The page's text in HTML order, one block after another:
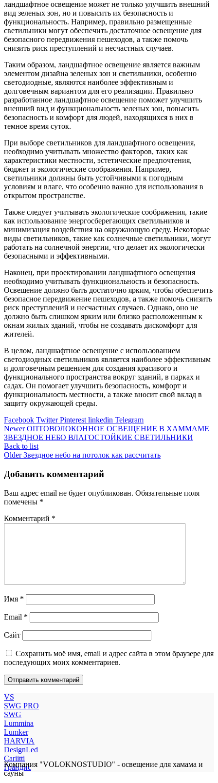
ландшафтное освещение может не только улучшить внешний
вид зеленых зон, но и повысить их безопасность и
функциональность. Например, правильно размещенные
светильники могут обеспечить достаточное освещение для
безопасного передвижения пешеходов, а также помочь
снизить риск преступлений и несчастных случаев.
Таким образом, ландшафтное освещение является важным
элементом дизайна зеленых зон и светильники, особенно
светодиодные, являются наиболее эффективным и
долговечным вариантом для его реализации. Правильно
разработанное ландшафтное освещение поможет улучшить
внешний вид и функциональность зеленых зон, повысить
безопасность и комфорт для людей, находящихся в них в
темное время суток.
При выборе светильников для ландшафтного освещения,
необходимо учитывать множество факторов, таких как
характеристики местности, эстетические предпочтения,
бюджет и экологические соображения. Например,
светильники должны быть устойчивыми к погодным
условиям и влаге, что особенно важно для использования в
открытом пространстве.
Также следует учитывать экологические соображения, такие
как использование энергосберегающих светильников и
минимизация воздействия на окружающую среду. Некоторые
виды светильников, такие как солнечные светильники, могут
работать на солнечной энергии, что делает их экологически
безопасными и эффективными.
Наконец, при проектировании ландшафтного освещения
необходимо учитывать функциональность и безопасность.
Освещение должно быть достаточно ярким, чтобы обеспечить
безопасное передвижение пешеходов, а также помочь снизить
риск преступлений и несчастных случаев. Однако, оно не
должно быть слишком ярким или близко расположенным к
окнам жилых зданий, чтобы не создавать дискомфорт для
жителей.
В целом, ландшафтное освещение с использованием
светодиодных светильников является наиболее эффективным
и долговечным решением для создания красивого и
функционального пространства вокруг зданий, в парках и
садах. Он помогает улучшить безопасность, комфорт и
функциональность местности, а также вносит свой вклад в
защиту окружающей среды.
Facebook Twitter Pinterest linkedin Telegram
Newer ОПТОВОЛОКОННОЕ ОСВЕЩЕНИЕ В ХАММАМЕ
ЗВЕЗДНОЕ НЕБО ВЛАГОСТОЙКИЕ СВЕТИЛЬНИКИ
Back to list
Older Звездное небо на потолок как рассчитать
Добавить комментарий
Ваш адрес email не будет опубликован. Обязательные поля
помечены *
Комментарий *
Имя *
Email *
Сайт
Сохранить моё имя, email и адрес сайта в этом браузере для
последующих моих комментариев.
VS
SWG PRO
SWG
Lummina
Lumker
HARVIA
DesignLed
Cariitti
Грандис
Компания "VOLOKNOSTUDIO" - освещение для хамама и
сауны